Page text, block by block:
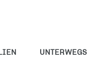
UNTERWEGS